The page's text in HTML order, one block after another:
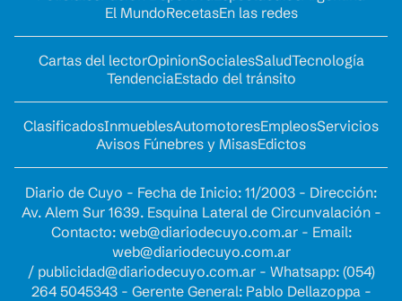
El MundoRecetasEn las redes
Cartas del lectorOpinionSocialesSaludTecnología
TendenciaEstado del tránsito
ClasificadosInmueblesAutomotoresEmpleosServicios
Avisos Fúnebres y MisasEdictos
Diario de Cuyo - Fecha de Inicio: 11/2003 - Dirección:
Av. Alem Sur 1639. Esquina Lateral de Circunvalación -
Contacto: web@diariodecuyo.com.ar- Email:
web@diariodecuyo.com.ar
/ publicidad@diariodecuyo.com.ar- Whatsapp: (054)
264 5045343 - Gerente General: Pablo Dellazoppa -